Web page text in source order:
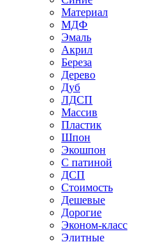
Материал
МДФ
Эмаль
Акрил
Береза
Дерево
Дуб
ЛДСП
Массив
Пластик
Шпон
Экошпон
С патиной
ДСП
Стоимость
Дешевые
Дорогие
Эконом-класс
Элитные